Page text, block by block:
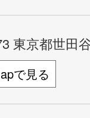
東京都世田
で見る